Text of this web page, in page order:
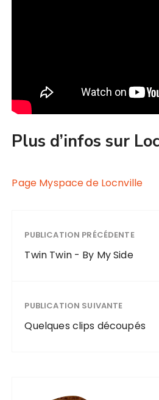
Plus d’infos sur
Page Myspace de Locnville
PUBLICATION PRÉCÉDENTE
Twin Twin - By My Side
PUBLICATION SUIVANTE
Quelques clips découpés